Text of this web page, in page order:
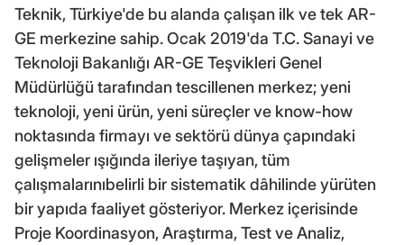
Teknik, Türkiye'de bu alanda çalışan ilk ve tek AR-
GE merkezine sahip. Ocak 2019'da T.C. Sanayi ve
Teknoloji Bakanlığı AR-GE Teşvikleri Genel
Müdürlüğü tarafından tescillenen merkez; yeni
teknoloji, yeni ürün, yeni süreçler ve know-how
noktasında firmayı ve sektörü dünya çapındaki
gelişmeler ışığında ileriye taşıyan, tüm
çalışmalarınıbelirli bir sistematik dâhilinde yürüten
bir yapıda faaliyet gösteriyor. Merkez içerisinde
Proje Koordinasyon, Araştırma, Test ve Analiz,